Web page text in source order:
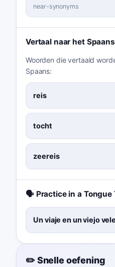
near-synonyms
Vertaal naar het Spaans
Woorden die vertaald
Spaans:
reis
tocht
zeereis
🗣️ Practice in a Tongue
Un viaje en un viejo
✏️ Snelle oefening